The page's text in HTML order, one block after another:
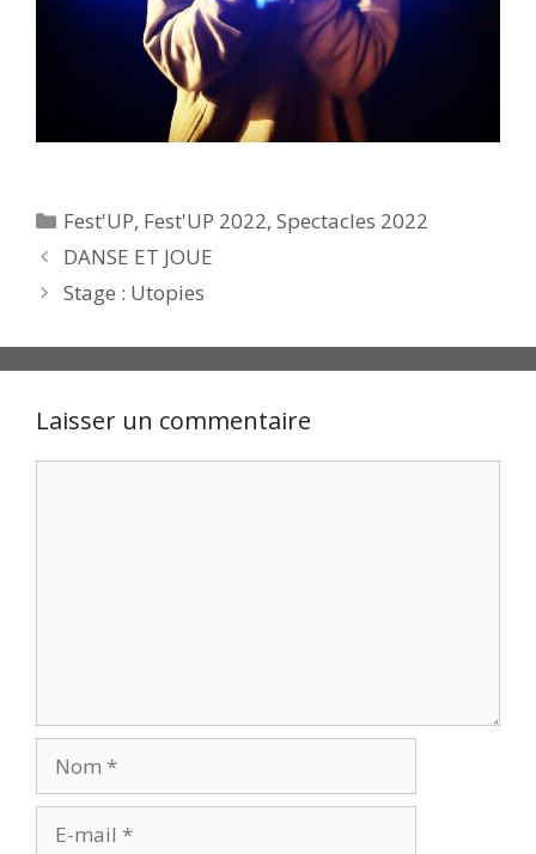
Catégories
Fest'UP, Fest'UP 2022,Spectacles 2022
DANSE ET JOUE
Stage : Utopies
Laisser un commentaire